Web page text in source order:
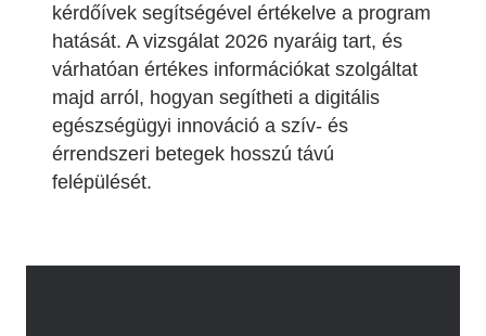
kérdőívek segítségével értékelve a program
hatását. A vizsgálat 2026 nyaráig tart, és
várhatóan értékes információkat szolgáltat
majd arról, hogyan segítheti a digitális
egészségügyi innováció a szív- és
érrendszeri betegek hosszú távú
felépülését.